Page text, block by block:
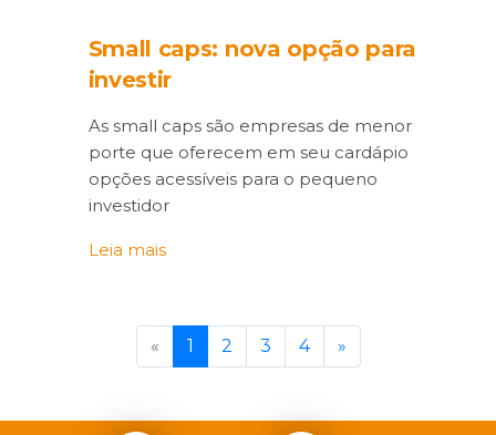
Small caps: nova opção para
investir
As small caps são empresas de menor
porte que oferecem em seu cardápio
opções acessíveis para o pequeno
investidor
Leia mais
« 1 2 3 4 »